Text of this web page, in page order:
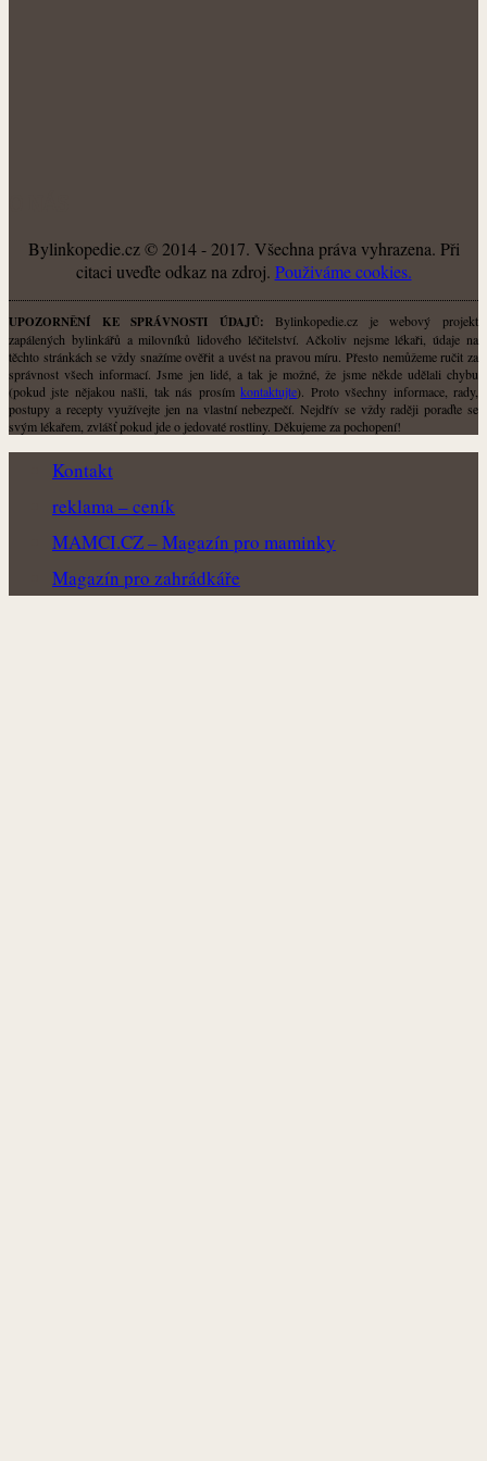
Bylinkopedie.cz © 2014 - 2017. Všechna práva vyhrazena. Při
citaci uveďte odkaz na zdroj. Použiváme cookies.
UPOZORNĚNÍ KE SPRÁVNOSTI ÚDAJŮ: Bylinkopedie.cz je webový projekt
zapálených bylinkářů a milovníků lidového léčitelství. Ačkoliv nejsme lékaři, údaje na
těchto stránkách se vždy snažíme ověřit a uvést na pravou míru. Přesto nemůžeme ručit za
správnost všech informací. Jsme jen lidé, a tak je možné, že jsme někde udělali chybu
(pokud jste nějakou našli, tak nás prosímkontaktujte). Proto všechny informace, rady,
postupy a recepty využívejte jen na vlastní nebezpečí. Nejdřív se vždy raději poraďte se
svým lékařem, zvlášť pokud jde o jedovaté rostliny. Děkujeme za pochopení!
Kontakt
reklama – ceník
MAMCI.CZ – Magazín pro maminky
Magazín pro zahrádkáře